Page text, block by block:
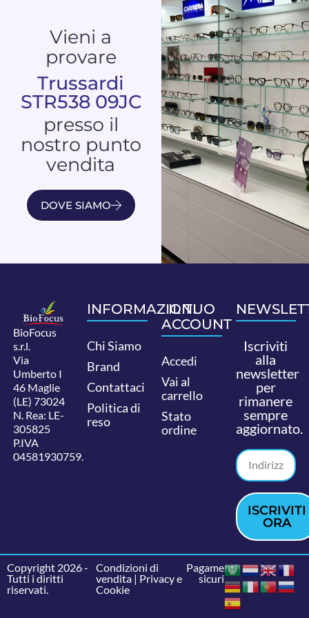
Vieni a
provare
Trussardi
STR538 09JC
presso il
nostro punto
vendita
DOVE SIAMO
BioFocus
s.r.l.
Via
Umberto I
46 Maglie
(LE) 73024
N. Rea: LE-
305825
P.IVA
04581930759.
INFORMAZIONI
Chi Siamo
Brand
Contattaci
Politica di
reso
IL TUO
ACCOUNT
Accedi
Vai al
carrello
Stato
ordine
Iscriviti
alla
newsletter
per
rimanere
sempre
aggiornato.
ISCRIVITI
ORA
Copyright 2026 -
Tutti i diritti
riservati.
Condizioni di
vendita| Privacy e
Cookie
Pagamenti
sicuri